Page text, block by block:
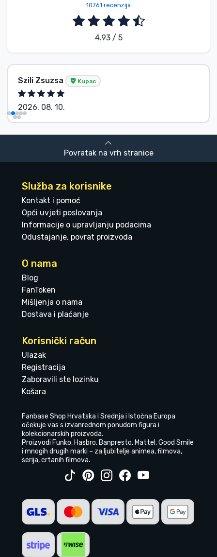
10761 recenzija
4.93 / 5
Szili Zsuzsa Kupac
2026. 08. 10.
Povratak na vrh stranice
Služba za korisnike
Kontakt i pomoć
Opći uvjeti poslovanja
Informacije o upravljanju podacima
Odustajanje, povrat proizvoda
O nama
Blog
FanToken
Mišljenja o nama
Dostava i plaćanje
Korisnički račun
Ulazak
Registracija
Zaboravili ste lozinku
Košara
Fanbase Shop Hrvatska i Srednja i Istočna Europa
očekuje vas s izvanrednom ponudom figura i
kolekcionarskih proizvoda.
Proizvodi Funko, Hasbro, Banpresto, Mattel, Good Smile
i mnogih drugih marki – za ljubitelje animea, filmova,
serija, crtanih filmova.